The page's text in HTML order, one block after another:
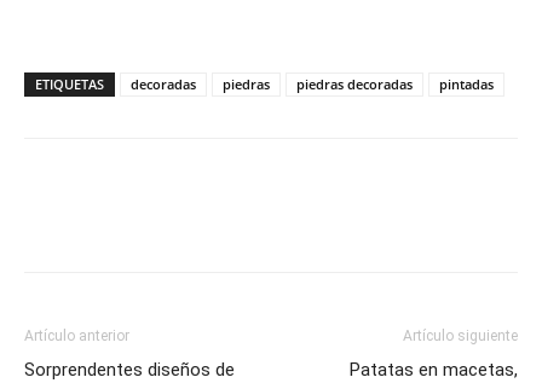
ETIQUETAS decoradas piedras piedras decoradas pintadas
Artículo anterior
Sorprendentes diseños de
Artículo siguiente
Patatas en macetas,